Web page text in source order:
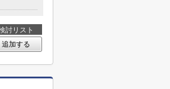
討リスト
追加する